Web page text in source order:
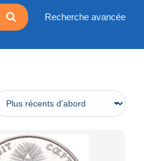
Recherche avancée